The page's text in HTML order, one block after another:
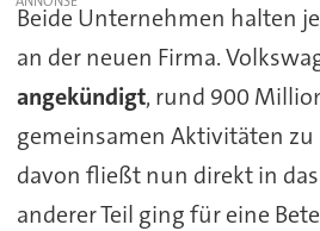
Beide Unternehmen halten
an der neuen Firma.
angekündigt, rund 900
gemeinsamen Aktivitäten zu
davon fließt nun direkt in
anderer Teil ging für eine